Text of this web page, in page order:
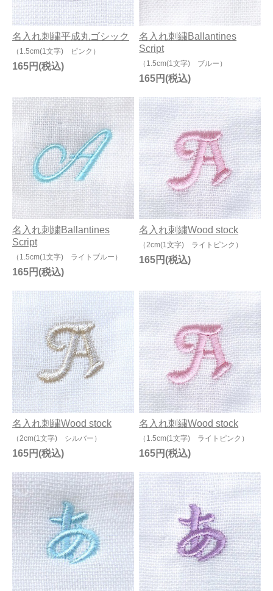
名入れ刺繍平成丸ゴシック
（1.5cm(1文字) ピンク）
165円
名入れ刺繍Ballantines
Script
（1.5cm(1文字) ブルー）
165円
名入れ刺繍Ballantines
Script
（1.5cm(1文字) ライトブルー）
165円
名入れ刺繍Wood stock
（2cm(1文字) ライトピンク）
165円
名入れ刺繍Wood stock
（2cm(1文字) シルバー）
165円
名入れ刺繍Wood stock
（1.5cm(1文字) ライトピンク）
165円